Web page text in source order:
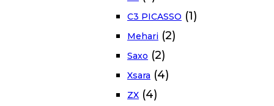
C3 PICASSO (1)
Mehari (2)
Saxo (2)
Xsara (4)
ZX (4)